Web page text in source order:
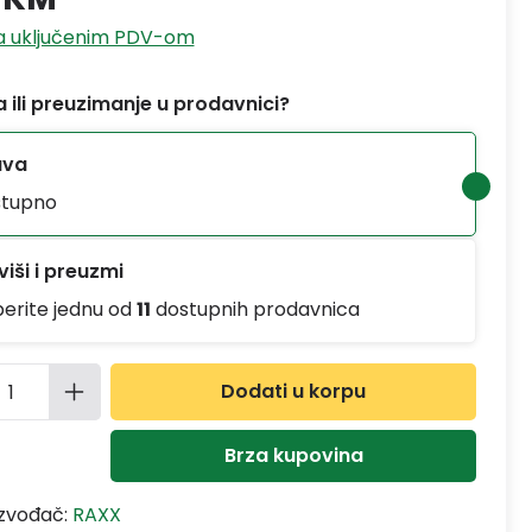
uključenim PDV-om
ili preuzimanje u prodavnici?
i preuzmi
jednu od11 dostupnih prodavnica
proizvoda: Unesite željenu
Dodati u korpu
Brza kupovina
RAXX